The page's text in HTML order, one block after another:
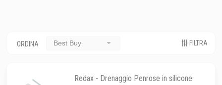
ORDINA Best Buy FILTRA
Redax - Drenaggio Penrose in silicone